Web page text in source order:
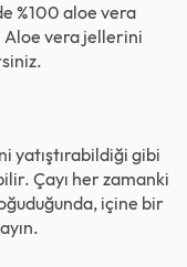
%100 aloe vera
vera jellerini
yatıştırabildiği gibi
Çayı her zamanki
içine bir